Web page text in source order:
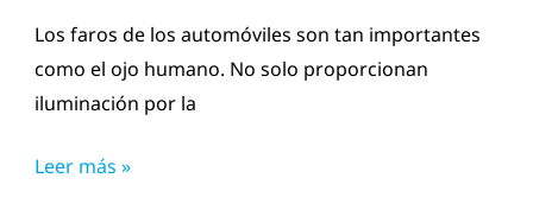
Los faros de los automóviles son tan importantes
como el ojo humano. No solo proporcionan
iluminación por la
Leer más »